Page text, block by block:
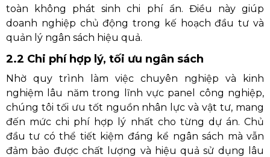
toàn không phát sinh chi phí ẩn. Điều này giúp
doanh nghiệp chủ động trong kế hoạch đầu tư và
quản lý ngân sách hiệu quả.
2.2 Chi phí hợp lý, tối ưu ngân sách
Nhờ quy trình làm việc chuyên nghiệp và kinh
nghiệm lâu năm trong lĩnh vực panel công nghiệp,
chúng tôi tối ưu tốt nguồn nhân lực và vật tư, mang
đến mức chi phí hợp lý nhất cho từng dự án. Chủ
đầu tư có thể tiết kiệm đáng kể ngân sách mà vẫn
đảm bảo được chất lượng và hiệu quả sử dụng lâu